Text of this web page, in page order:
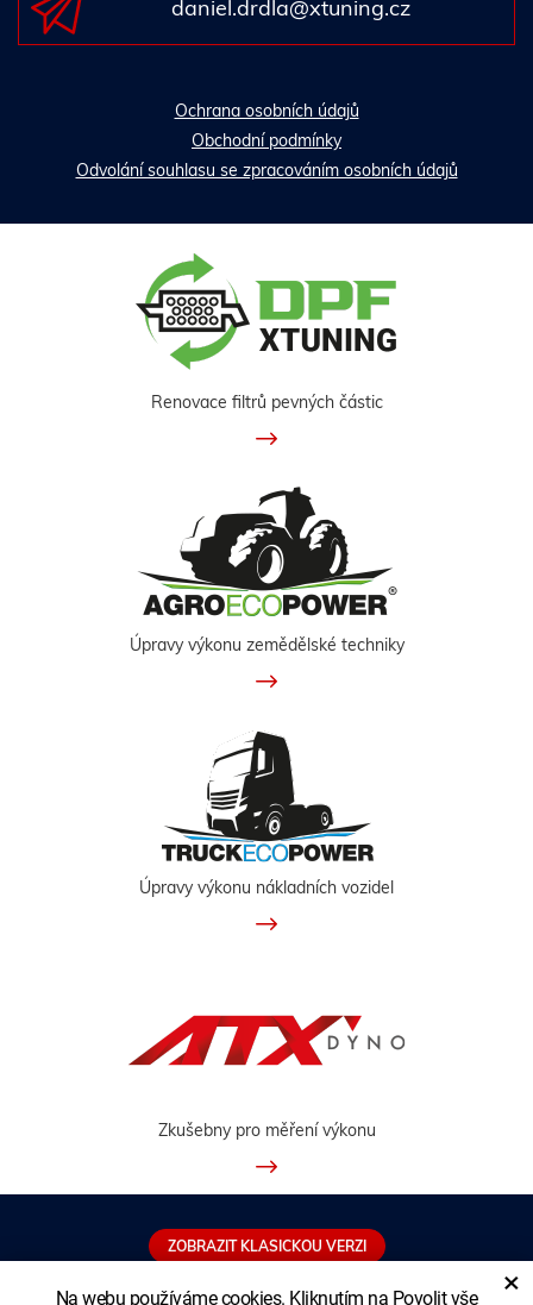
Na webu používáme cookies. Kliknutím na Povolit vše ×
daniel.drdla@xtuning.cz
Ochrana osobních údajů
Obchodní podmínky
Odvolání souhlasu se zpracováním osobních údajů
Renovace filtrů pevných částic
Úpravy výkonu zemědělské techniky
Úpravy výkonu nákladních vozidel
Zkušebny pro měření výkonu
ZOBRAZIT KLASICKOU VERZI